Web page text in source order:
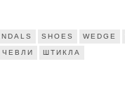
SHOES WEDGE
ЧЕВЛИ ШТИКЛА